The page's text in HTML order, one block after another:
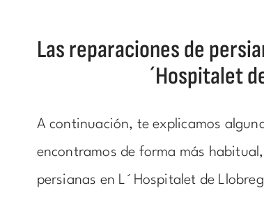
Las reparaciones de
´Hospitalet
A continuación, te explicamos
encontramos de forma más
persianas en L´Hospitalet de